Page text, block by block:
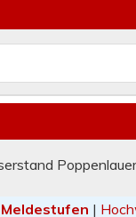
Meldestufen |